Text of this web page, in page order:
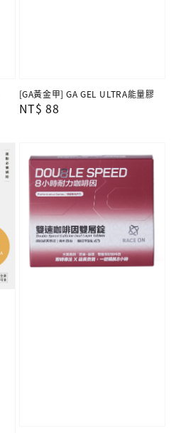
[GA黃金甲] GA GEL ULTRA能量膠
Regular
NT$ 88